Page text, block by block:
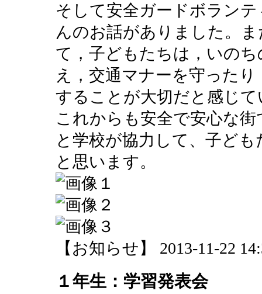
そして安全ガードボラン
んのお話がありました。
て，子どもたちは，いの
え，交通マナーを守った
することが大切だと感じ
これからも安全で安心な
と学校が協力して、子ど
と思います。
【お知らせ】 2013-11-22
１年生：学習発表会